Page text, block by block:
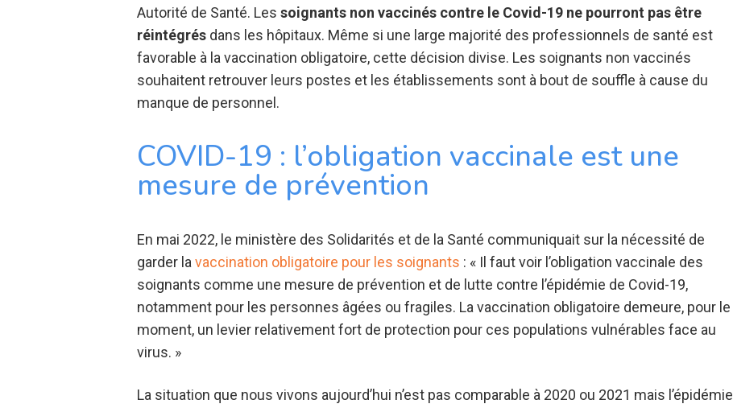
Autorité de Santé. Les soignants non vaccinés contre le Covid-19 ne pourront pas être
réintégrés dans les hôpitaux. Même si une large majorité des professionnels de santé est
favorable à la vaccination obligatoire, cette décision divise. Les soignants non vaccinés
souhaitent retrouver leurs postes et les établissements sont à bout de souffle à cause du
manque de personnel.
COVID-19 : l’obligation vaccinale est une
mesure de prévention
En mai 2022, le ministère des Solidarités et de la Santé communiquait sur la nécessité de
garder la vaccination obligatoire pour les soignants : « Il faut voir l’obligation vaccinale des
soignants comme une mesure de prévention et de lutte contre l’épidémie de Covid-19,
notamment pour les personnes âgées ou fragiles. La vaccination obligatoire demeure, pour le
moment, un levier relativement fort de protection pour ces populations vulnérables face au
virus. »
La situation que nous vivons aujourd’hui n’est pas comparable à 2020 ou 2021 mais l’épidémie